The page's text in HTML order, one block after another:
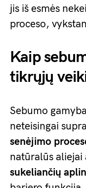
jis iš esmės
proceso,
Kaip
tikrųjų
Sebumo
neteisingai
senėjimo
natūralūs aliejai
sukeliančių